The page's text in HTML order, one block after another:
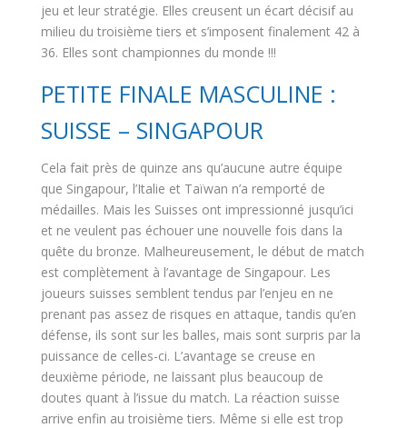
jeu et leur stratégie. Elles creusent un écart décisif au
milieu du troisième tiers et s’imposent finalement 42 à
36. Elles sont championnes du monde !!!
PETITE FINALE MASCULINE :
SUISSE – SINGAPOUR
Cela fait près de quinze ans qu’aucune autre équipe
que Singapour, l’Italie et Taïwan n’a remporté de
médailles. Mais les Suisses ont impressionné jusqu’ici
et ne veulent pas échouer une nouvelle fois dans la
quête du bronze. Malheureusement, le début de match
est complètement à l’avantage de Singapour. Les
joueurs suisses semblent tendus par l’enjeu en ne
prenant pas assez de risques en attaque, tandis qu’en
défense, ils sont sur les balles, mais sont surpris par la
puissance de celles-ci. L’avantage se creuse en
deuxième période, ne laissant plus beaucoup de
doutes quant à l’issue du match. La réaction suisse
arrive enfin au troisième tiers. Même si elle est trop